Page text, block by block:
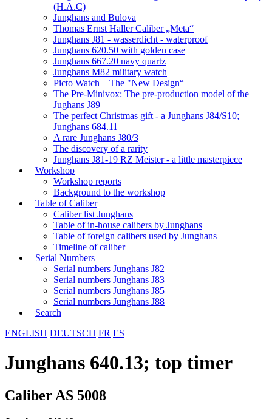
(H.A.C)
Junghans and Bulova
Thomas Ernst Haller Caliber „Meta“
Junghans J81 - wasserdicht - waterproof
Junghans 620.50 with golden case
Junghans 667.20 navy quartz
Junghans M82 military watch
Picto Watch – The "New Design“
The Pre-Minivox: The pre-production model of the
Jughans J89
The perfect Christmas gift - a Junghans J84/S10;
Junghans 684.11
A rare Junghans J80/3
The discovery of a rarity
Junghans J81-19 RZ Meister - a little masterpiece
Workshop
Workshop reports
Background to the workshop
Table of Caliber
Caliber list Junghans
Table of in-house calibers by Junghans
Table of foreign calibers used by Junghans
Timeline of caliber
Serial Numbers
Serial numbers Junghans J82
Serial numbers Junghans J83
Serial numbers Junghans J85
Serial numbers Junghans J88
Search
ENGLISH DEUTSCH FR ES
Junghans 640.13; top timer
Caliber AS 5008